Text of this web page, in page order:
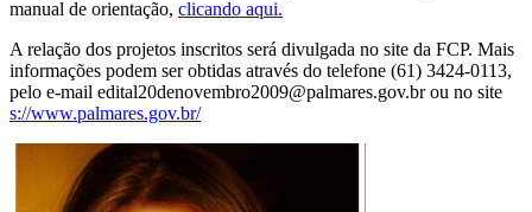
manual de orientação, clicando aqui.
A relação dos projetos inscritos será divulgada no site da FCP. Mais
informações podem ser obtidas através do telefone (61) 3424-0113,
pelo e-mail edital20denovembro2009@palmares.gov.br ou no site
s://www.palmares.gov.br/